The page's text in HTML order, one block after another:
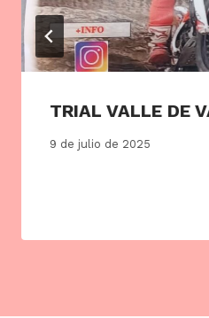
TRIAL VALLE DE
9 de julio de 2025